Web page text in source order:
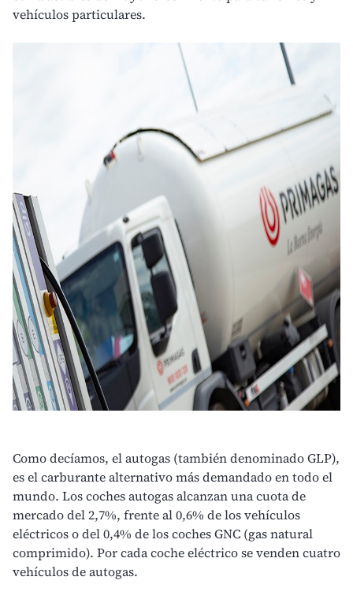
vehículos particulares.
Como decíamos, el autogas (también denominado GLP),
es el carburante alternativo más demandado en todo el
mundo. Los coches autogas alcanzan una cuota de
mercado del 2,7%, frente al 0,6% de los vehículos
eléctricos o del 0,4% de los cochesGNC (gas natural
comprimido). Por cada coche eléctrico se venden cuatro
vehículos de autogas.